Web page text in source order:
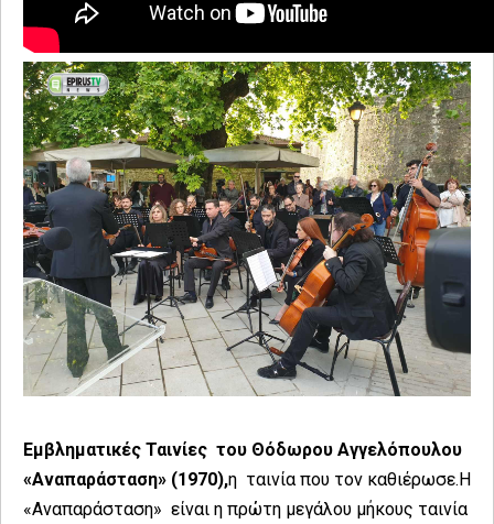
Εμβληματικές Ταινίες του Θόδωρου Αγγελόπουλου
«Αναπαράσταση» (1970),η ταινία που τον καθιέρωσε.Η
«Αναπαράσταση» είναι η πρώτη μεγάλου μήκους ταινία